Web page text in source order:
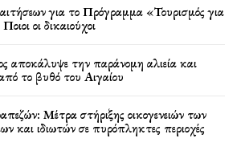
για το Πρόγραμμα «Τουρισμός για
οι δικαιούχοι
αποκάλυψε την παράνομη αλιεία και
το βυθό του Αιγαίου
Μέτρα στήριξης οικογενειών των
και ιδιωτών σε πυρόπληκτες περιοχές